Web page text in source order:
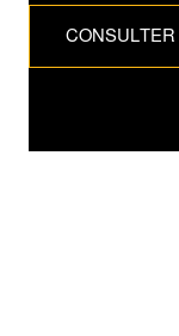
CONSULTER